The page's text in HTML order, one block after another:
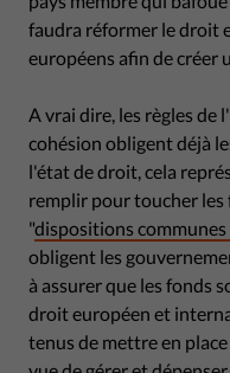
faudra réformer le droit
européens afin de créer
A vrai dire, les règles de
cohésion obligent déjà
l'état de droit, cela
remplir pour toucher les
"dispositions
obligent les
à assurer que les fonds
droit européen et
tenus de mettre en